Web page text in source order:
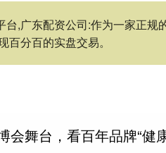
,广东配资公司:作为一家正
分百的实盘交易。
会舞台，看百年品牌“健